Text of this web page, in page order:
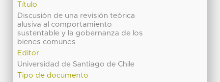
Título
Discusión de una revisión teórica
alusiva al comportamiento
sustentable y la gobernanza de los
bienes comunes
Editor
Universidad de Santiago de Chile
Tipo de documento